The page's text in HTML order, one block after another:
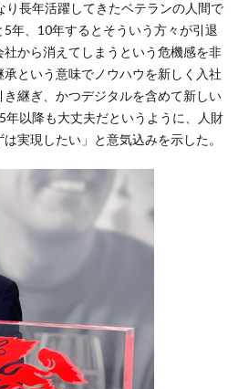
り長年活躍してきたベテランの人間で
年、10年するとそういう方々が引退
から消えてしまうという危機感を非
という意味でノウハウを新しく入社
継ぎ、かつデジタルを含めて新しい
年以降も大丈夫だというように、人財
実現したい」と意気込みを示した。